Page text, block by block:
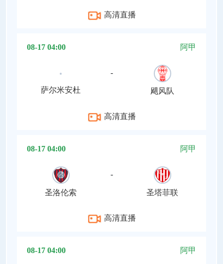
高清直播
08-17 04:00 阿甲
萨尔米安杜
-
飓风队
高清直播
08-17 04:00 阿甲
圣洛伦索
-
圣塔菲联
高清直播
08-17 04:00 阿甲